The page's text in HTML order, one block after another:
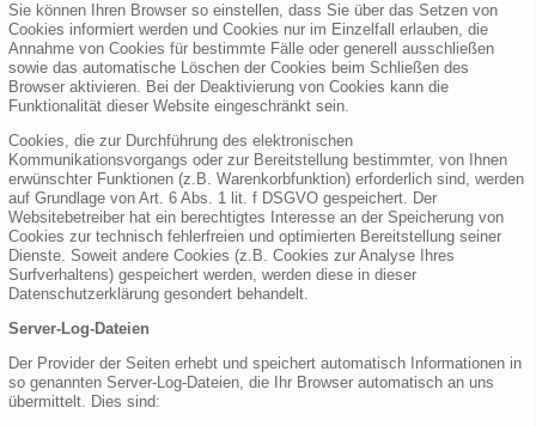
Sie können Ihren Browser so einstellen, dass Sie über das Setzen von
Cookies informiert werden und Cookies nur im Einzelfall erlauben, die
Annahme von Cookies für bestimmte Fälle oder generell ausschließen
sowie das automatische Löschen der Cookies beim Schließen des
Browser aktivieren. Bei der Deaktivierung von Cookies kann die
Funktionalität dieser Website eingeschränkt sein.
Cookies, die zur Durchführung des elektronischen
Kommunikationsvorgangs oder zur Bereitstellung bestimmter, von Ihnen
erwünschter Funktionen (z.B. Warenkorbfunktion) erforderlich sind, werden
auf Grundlage von Art. 6 Abs. 1 lit. f DSGVO gespeichert. Der
Websitebetreiber hat ein berechtigtes Interesse an der Speicherung von
Cookies zur technisch fehlerfreien und optimierten Bereitstellung seiner
Dienste. Soweit andere Cookies (z.B. Cookies zur Analyse Ihres
Surfverhaltens) gespeichert werden, werden diese in dieser
Datenschutzerklärung gesondert behandelt.
Server-Log-Dateien
Der Provider der Seiten erhebt und speichert automatisch Informationen in
so genannten Server-Log-Dateien, die Ihr Browser automatisch an uns
übermittelt. Dies sind: